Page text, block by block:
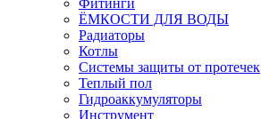
Фитинги
ЁМКОСТИ ДЛЯ ВОДЫ
Радиаторы
Котлы
Системы защиты от протечек
Теплый пол
Гидроаккумуляторы
Инструмент